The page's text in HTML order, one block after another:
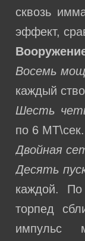
сквозь
эффект,
Восемь
каждый
Шесть
по 6 МТ\сек.
Двойная
Десять
каждой.
торпед
импульс